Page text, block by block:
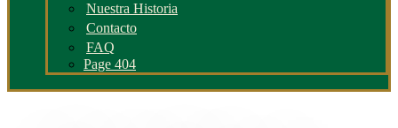
Nuestra Historia
Contacto
FAQ
Page 404